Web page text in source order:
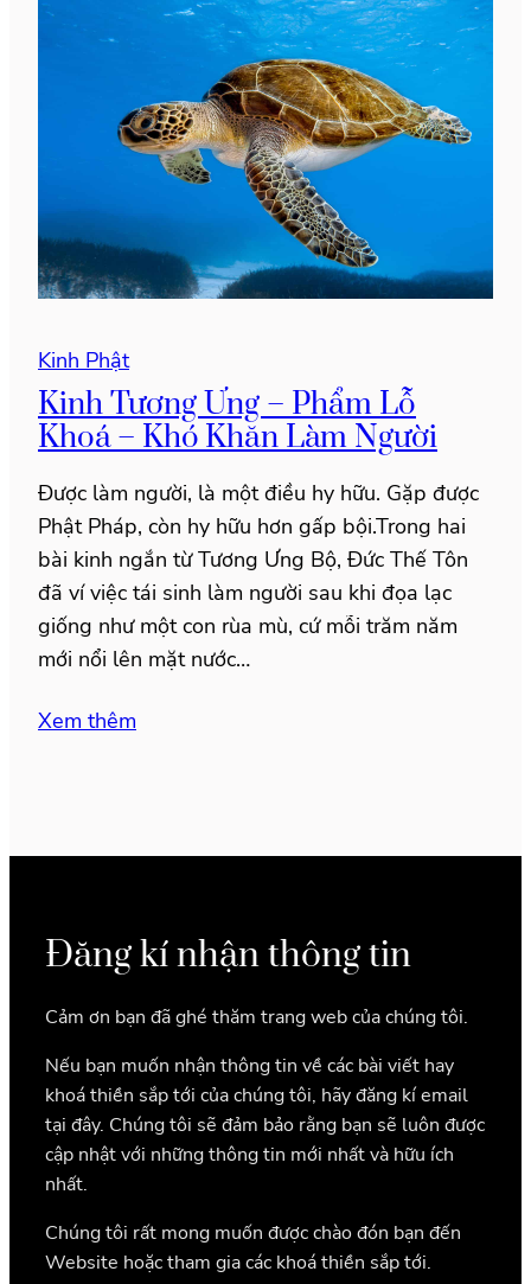
Kinh Phật
Kinh Tương Ưng – Phẩm Lỗ
Khoá – Khó Khăn Làm Người
Được làm người, là một điều hy hữu. Gặp được
Phật Pháp, còn hy hữu hơn gấp bội.Trong hai
bài kinh ngắn từ Tương Ưng Bộ, Đức Thế Tôn
đã ví việc tái sinh làm người sau khi đọa lạc
giống như một con rùa mù, cứ mỗi trăm năm
mới nổi lên mặt nước…
Xem thêm
Đăng kí nhận thông tin
Cảm ơn bạn đã ghé thăm trang web của chúng tôi.
Nếu bạn muốn nhận thông tin về các bài viết hay
khoá thiền sắp tới của chúng tôi, hãy đăng kí email
tại đây. Chúng tôi sẽ đảm bảo rằng bạn sẽ luôn được
cập nhật với những thông tin mới nhất và hữu ích
nhất.
Chúng tôi rất mong muốn được chào đón bạn đến
Website hoặc tham gia các khoá thiền sắp tới.